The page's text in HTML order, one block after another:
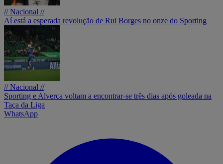
// Nacional //
Aí está a esperada revolução de Rui Borges no onze do Sporting
// Nacional //
Sporting e Alverca voltam a encontrar-se três dias após goleada na
Taça da Liga
WhatsApp